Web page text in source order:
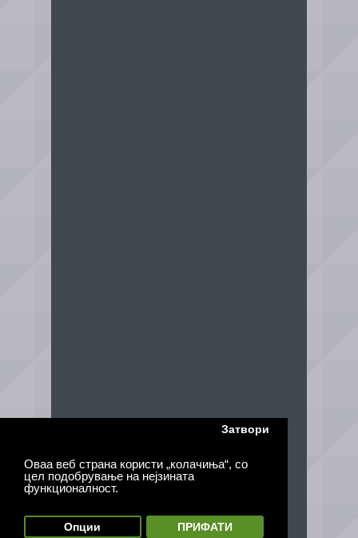
Оваа веб страна користи „колачиња“, со
цел подобрување на нејзината
функционалност.
Затвори
Опции ПРИФАТИ